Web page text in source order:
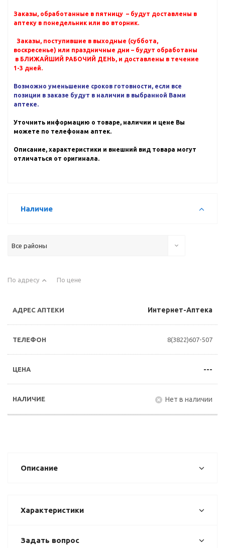
Заказы, обработанные в пятницу – будут доставлены в
аптеку в понедельник или во вторник.
Заказы, поступившие в выходные (суббота,
воскресенье) или праздничные дни – будут обработаны
в БЛИЖАЙШИЙ РАБОЧИЙ ДЕНЬ, и доставлены в течение
1-3 дней.
Возможно уменьшение сроков готовности, если все
позиции в заказе будут в наличии в выбранной Вами
аптеке.
Уточнить информацию о товаре, наличии и цене Вы
можете по телефонам аптек.
Описание, характеристики и внешний вид товара могут
отличаться от оригинала.
Наличие
Все районы
По адресу По цене
Интернет-Аптека
8(3822)607-507
---
Нет в наличии
Описание
Характеристики
Задать вопрос